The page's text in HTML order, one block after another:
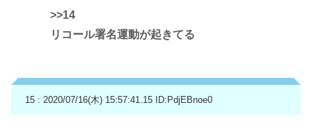
>>14
リコール署名運動が起きてる
15 : 2020/07/16(木) 15:57:41.15 ID:PdjEBnoe0